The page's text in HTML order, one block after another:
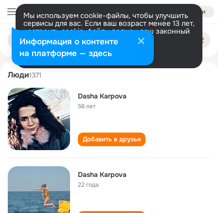
Войти
Мы используем cookie-файлы, чтобы улучшить
сервисы для вас. Если ваш возраст менее 13 лет,
настроить cookie-файлы должен ваш законный
представитель. Больше информации
Разрешить все Настроить
Поиск
людям
dasha karpova
Люди1371
Dasha Karpova
56 лет
Добавить в друзья
Dasha Karpova
22 года
Информация о контенте
на платформе — здесь